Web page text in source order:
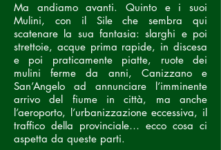
Ma andiamo avanti. Quinto e i suoi
Mulini, con il Sile che sembra qui
scatenare la sua fantasia: slarghi e poi
strettoie, acque prima rapide, in discesa
e poi praticamente piatte, ruote dei
mulini ferme da anni, Canizzano e
San’Angelo ad annunciare l’imminente
arrivo del fiume in città, ma anche
l’aeroporto, l’urbanizzazione eccessiva, il
traffico della provinciale… ecco cosa ci
aspetta da queste parti.